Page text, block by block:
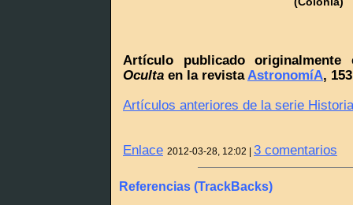
Artículo publicado
Oculta en la revista AstronomíA,
Artículos anteriores de la serie
Enlace 2012-03-28, 12:02 | 3 comentarios
Referencias (TrackBacks)